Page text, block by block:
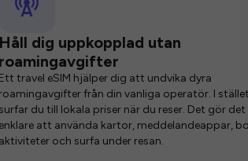
Håll dig uppkopplad utan
roamingavgifter
Ett travel eSIM hjälper dig att undvika dyra
roamingavgifter från din vanliga operatör. I stället
surfar du till lokala priser när du reser. Det gör det
enklare att använda kartor, meddelandeappar,
aktiviteter och surfa under resan.